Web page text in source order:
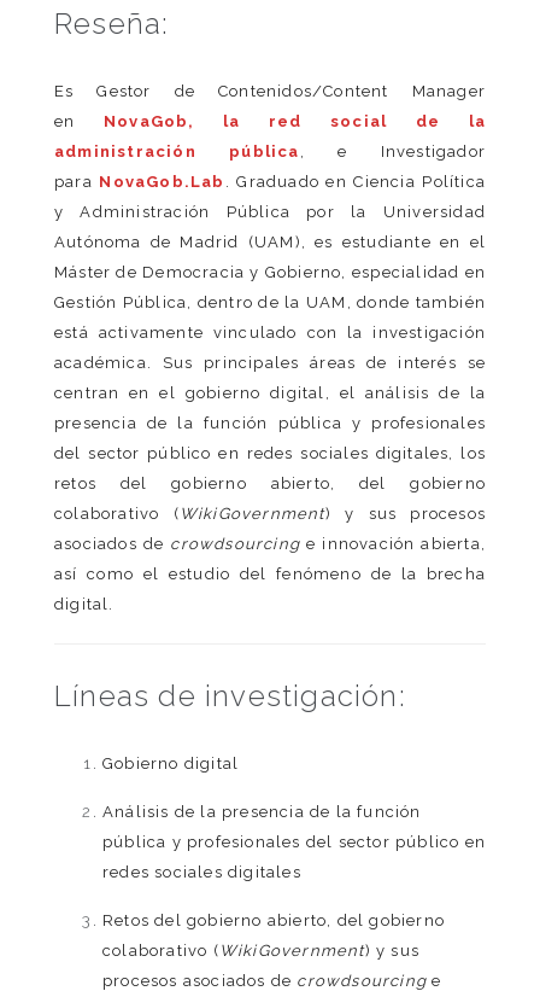
Reseña:
Es Gestor de Contenidos/Content Manager
en NovaGob, la red social de la
administración pública , e Investigador
para NovaGob.Lab . Graduado en Ciencia Política
y Administración Pública por la Universidad
Autónoma de Madrid (UAM), es estudiante en el
Máster de Democracia y Gobierno, especialidad en
Gestión Pública, dentro de la UAM, donde también
está activamente vinculado con la investigación
académica. Sus principales áreas de interés se
centran en el gobierno digital, el análisis de la
presencia de la función pública y profesionales
del sector público en redes sociales digitales, los
retos del gobierno abierto, del gobierno
colaborativo ( WikiGovernment) y sus procesos
asociados de crowdsourcinge innovación abierta,
así como el estudio del fenómeno de la brecha
digital.
Líneas de investigación:
Gobierno digital
Análisis de la presencia de la función
pública y profesionales del sector público en
redes sociales digitales
Retos del gobierno abierto, del gobierno
colaborativo ( WikiGovernment) y sus
procesos asociados de crowdsourcing e